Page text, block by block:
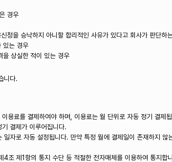
경우
청을 승낙하지 아니할 합리적인 사유가 있다고 회사가 판단하
있는 경우
을 상실한 적이 있는 경우
니다.
용료를 결제하여야 하며, 이용료는 월 단위로 자동 정기 결제
결제가 이루어집니다.
자로 자동 설정됩니다. 만약 특정 월에 결제일이 존재하지
제1항의 통지 수단 등 적절한 전자매체를 이용하여 통지합